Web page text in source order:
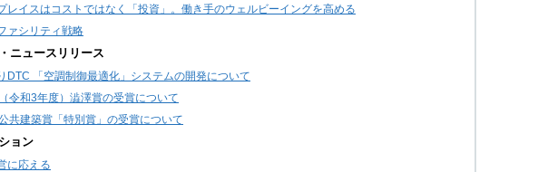
レイスはコストではなく「投資」。働き手のウェルビーイングを高める
ァシリティ戦略
ニュースリリース
DTC 「空調制御最適化」システムの開発について
令和3年度）澁澤賞の受賞について
共建築賞「特別賞」の受賞について
ョン
に応える